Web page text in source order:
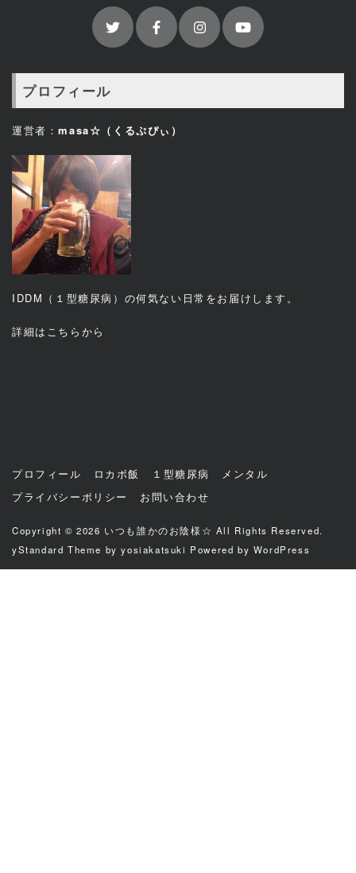
プロフィール
運営者：masa☆（くるぷぴぃ）
IDDM（１型糖尿病）の何気ない日常をお届けします。
詳細は こちら から
プロフィール ロカボ飯 １型糖尿病
メンタル
プライバシーポリシー
お問い合わせ
Copyright © 2026 いつも誰かのお陰様☆ All Rights Reserved.
yStandard Theme byyosiakatsuki Powered by WordPress